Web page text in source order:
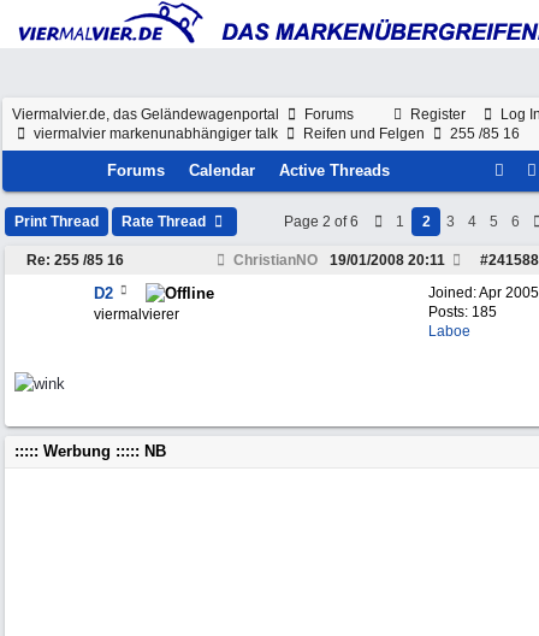
Register Log
Viermalvier.de, das Geländewagenportal
Forums
viermalvier markenunabhängiger talk
Reifen und Felgen 255 /85 16
Forums Calendar Active Threads
Print Thread Rate Thread Page 2 of 6 1 2 3 4 5 6
Re: 255 /85 16 ChristianNO #241588
19/01/2008 20:11
Joined:Apr 2005
Posts: 185
Laboe
D2
viermalvierer
::::: Werbung ::::: NB